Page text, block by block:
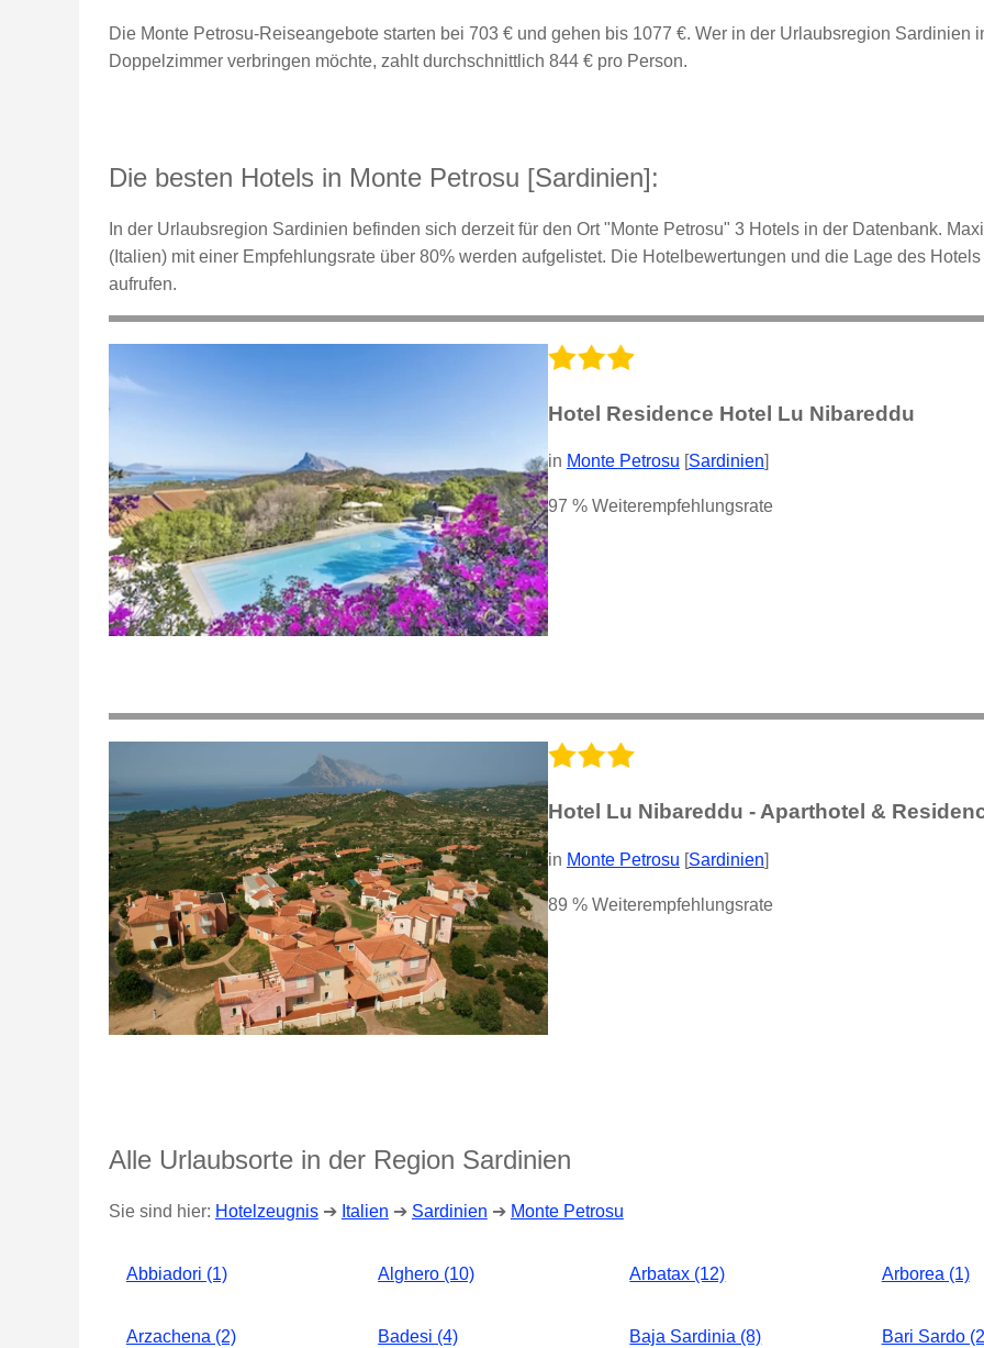
Die Monte Petrosu-Reiseangebote starten bei 703 € und gehen bis 1077 €. Wer in der Urlaubsregion Sardinien
Doppelzimmer verbringen möchte, zahlt durchschnittlich 844 € pro Person.
Die besten Hotels in Monte Petrosu [Sardinien]:
In der Urlaubsregion Sardinien befinden sich derzeit für den Ort "Monte Petrosu" 3 Hotels in der Datenbank.
(Italien) mit einer Empfehlungsrate über 80% werden aufgelistet. Die Hotelbewertungen und die Lage des
aufrufen.
Hotel Residence Hotel Lu Nibareddu
in Monte Petrosu [Sardinien]
97 % Weiterempfehlungsrate
Hotel Lu Nibareddu - Aparthotel &
in Monte Petrosu [Sardinien]
89 % Weiterempfehlungsrate
Alle Urlaubsorte in der Region Sardinien
Sie sind hier: Hotelzeugnis➔ Italien ➔ Sardinien ➔ Monte Petrosu
Abbiadori (1) Alghero (10) Arbatax (12) Arborea (1)
Arzachena (2) Badesi (4) Baja Sardinia (8) Bari Sardo